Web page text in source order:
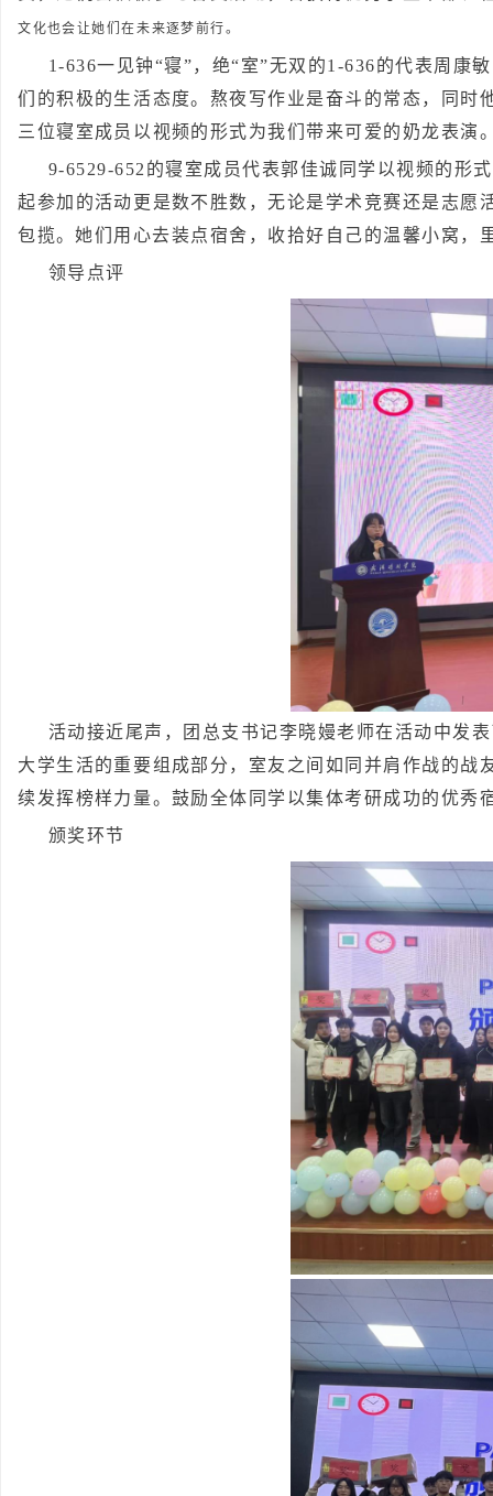
文化也会让她们在未来逐梦前行。
1-636一见钟“寝”，绝“室”无双的1-636的代表周康
们的积极的生活态度。熬夜写作业是奋斗的常态，同
三位寝室成员以视频的形式为我们带来可爱的奶龙表演
9-6529-652的寝室成员代表郭佳诚同学以视频的形
起参加的活动更是数不胜数，无论是学术竞赛还是志
包揽。她们用心去装点宿舍，收拾好自己的温馨小窝，
领导点评
活动接近尾声，团总支书记李晓嫚老师在活动中发
大学生活的重要组成部分，室友之间如同并肩作战的
续发挥榜样力量。鼓励全体同学以集体考研成功的优秀
颁奖环节